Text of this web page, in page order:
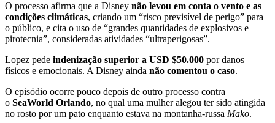
O processo afirma que a Disney não levou em conta o vento e as
condições climáticas, criando um “risco previsível de perigo” para
o público, e cita o uso de “grandes quantidades de explosivos e
pirotecnia”, consideradas atividades “ultraperigosas”.
Lopez pede indenização superior a USD $50.000 por danos
físicos e emocionais. A Disney ainda não comentou o caso.
O episódio ocorre pouco depois de outro processo contra
o SeaWorld Orlando, no qual uma mulher alegou ter sido atingida
no rosto por um pato enquanto estava na montanha-russa Mako.